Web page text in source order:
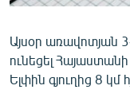
ՏՏ ԵՒ ԻՆՏԵՐՆԵՏ
ԿՈՐՈՆԱՎԻՐՈՒՍ
Այսօր առավոտյան
ունեցել
Ելփին գյուղից 8 կմ